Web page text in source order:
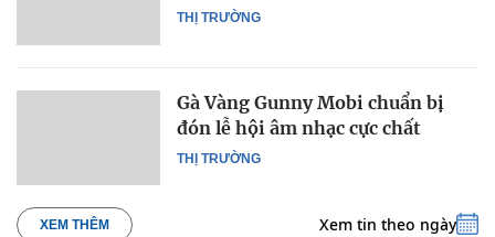
THỊ TRƯỜNG
THỊ TRƯỜNG
Gà Vàng Gunny Mobi chuẩn bị
đón lễ hội âm nhạc cực chất
XEM THÊM Xem tin theo ngày